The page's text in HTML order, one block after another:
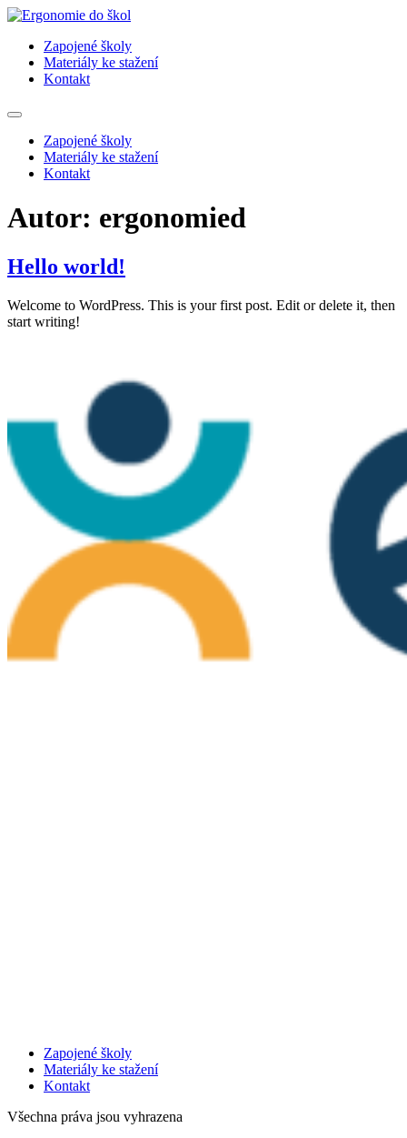
Přejít
obsahuZapojené školy
Materiály ke stažení
Kontakt
Zapojené školy
Materiály ke stažení
Kontakt
Autor: ergonomied
Hello world!
Welcome to WordPress. This is your first post. Edit or delete it, then
start writing!
Zapojené školy
Materiály ke stažení
Kontakt
Všechna práva jsou vyhrazena